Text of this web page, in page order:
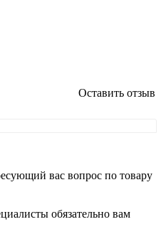
Оставить отзыв
вас вопрос по товару
обязательно вам